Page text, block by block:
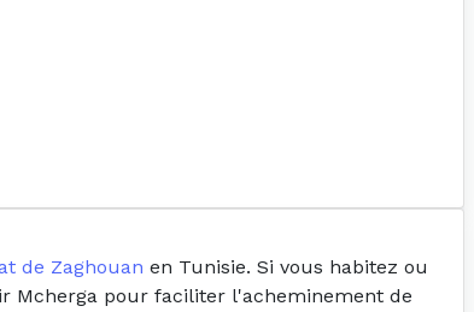
de Zaghouan en Tunisie. Si vous habitez ou
Mcherga pour faciliter l'acheminement de